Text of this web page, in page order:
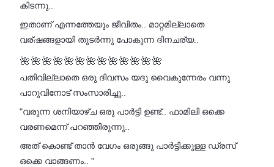
കിടന്നു..
ഇതാണ് എന്നത്തേയും ജീവിതം.. മാറ്റമില്ലാതെ
വര്ഷങ്ങളായി തുടർന്നു പോകുന്ന ദിനചര്യ..
🌺🌺🌺🌺🌺🌺🌺🌺🌺🌺🌺🌺🌺
പതിവില്ലാതെ ഒരു ദിവസം യദു വൈകുന്നേരം വന്നു
പാറുവിനോട് സംസാരിച്ചു..
"വരുന്ന ശനിയാഴ്ച ഒരു പാർട്ടി ഉണ്ട്.. ഫാമിലി ഒക്കെ
വരണമെന്ന് പറഞ്ഞിരുന്നു..
അത് കൊണ്ട് താൻ വേഗം ഒരുങ്ങു പാർട്ടിക്കുള്ള ഡ്രസ്
ഒക്കെ വാങ്ങണം.. "